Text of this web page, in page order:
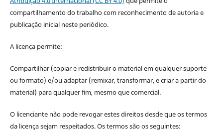
compartilhamento do trabalho com reconhecimento de autoria e
publicação inicial neste periódico.
A licença permite:
Compartilhar (copiar e redistribuir o material em qualquer suporte
ou formato) e/ou adaptar (remixar, transformar, e criar a partir do
material) para qualquer fim, mesmo que comercial.
O licenciante não pode revogar estes direitos desde que os termos
da licença sejam respeitados. Os termos são os seguintes: